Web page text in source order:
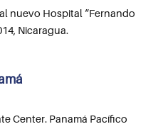
nuevo Hospital “Fernando
Nicaragua.
Center. Panamá Pacífico